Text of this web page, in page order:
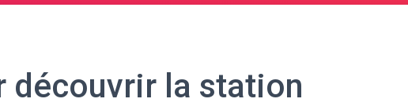
découvrir la station